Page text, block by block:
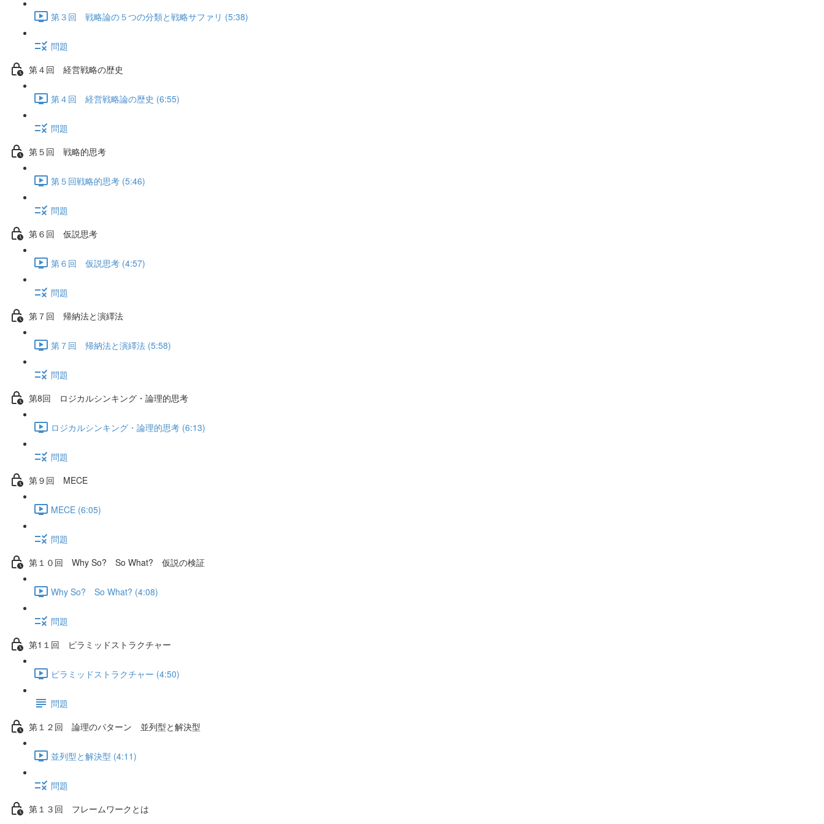
第３回 戦略論の５つの分類と戦略サファリ (5:38)
問題
第４回 経営戦略の歴史
第４回 経営戦略論の歴史 (6:55)
問題
第５回 戦略的思考
第５回戦略的思考 (5:46)
問題
第６回 仮説思考
第６回 仮説思考 (4:57)
問題
第７回 帰納法と演繹法
第７回 帰納法と演繹法 (5:58)
問題
第8回 ロジカルシンキング・論理的思考
ロジカルシンキング・論理的思考 (6:13)
問題
第９回 MECE
MECE (6:05)
問題
第１０回 Why So? So What? 仮説の検証
Why So? So What? (4:08)
問題
第1１回 ピラミッドストラクチャー
ピラミッドストラクチャー (4:50)
問題
第１２回 論理のパターン 並列型と解決型
並列型と解決型 (4:11)
問題
第１３回 フレームワークとは